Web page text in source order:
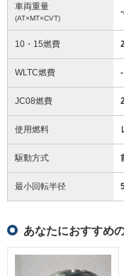
車両重量
(AT×MT×CVT)
10・15燃費
WLTC燃費 -
JC08燃費
使用燃料
駆動方式
最小回転半径
あなたにおすすめ